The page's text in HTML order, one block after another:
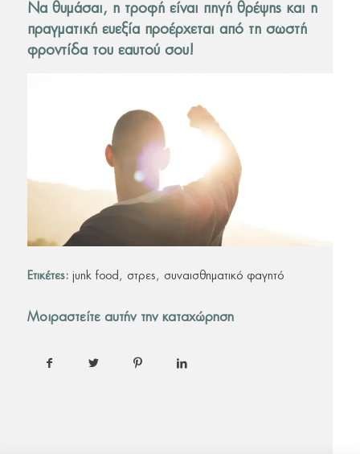
Να θυμάσαι, η τροφή είναι πηγή θρέψης και η
πραγματική ευεξία προέρχεται από τη σωστή
φροντίδα του εαυτού σου!
Ετικέτες: junk food , στρες , συναισθηματικό φαγητό
Μοιραστείτε αυτήν την καταχώρηση